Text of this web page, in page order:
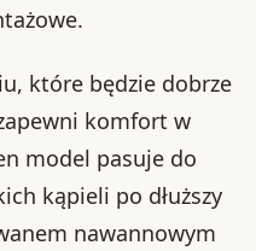
które będzie dobrze
komfort w
model pasuje do
kąpieli po dłuższy
nawannowym